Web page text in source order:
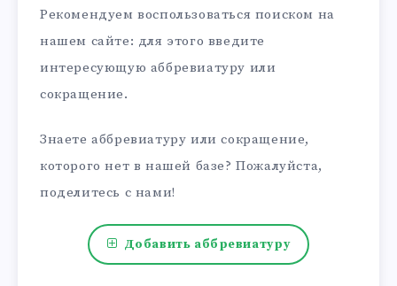
Рекомендуем воспользоваться поиском на
нашем сайте: для этого введите
интересующую аббревиатуру или
сокращение.
Знаете аббревиатуру или сокращение,
которого нет в нашей базе? Пожалуйста,
поделитесь с нами!
Добавить аббревиатуру